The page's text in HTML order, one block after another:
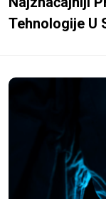
Tehnologije U